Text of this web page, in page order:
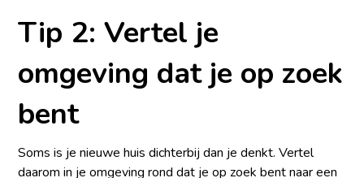
Tip 2: Vertel je
omgeving dat je op zoek
bent
Soms is je nieuwe huis dichterbij dan je denkt. Vertel
daarom in je omgeving rond dat je op zoek bent naar een